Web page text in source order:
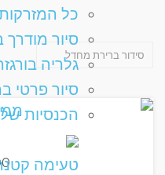
כל
סיור מודרך
גלריה
סיור פרטי
הכנסיות
טעימה